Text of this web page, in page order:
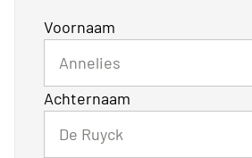
Voornaam
Achternaam